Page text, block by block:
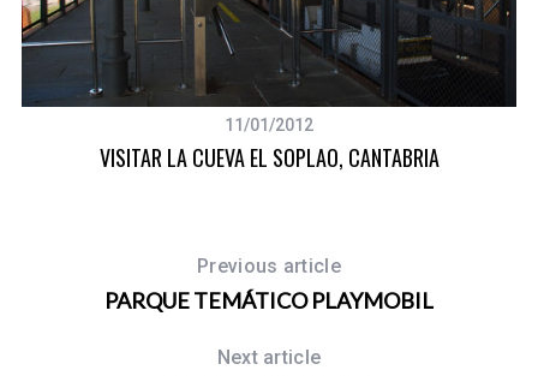
11/01/2012
VISITAR LA CUEVA EL SOPLAO, CANTABRIA
Previous article
PARQUE TEMÁTICO PLAYMOBIL
Next article